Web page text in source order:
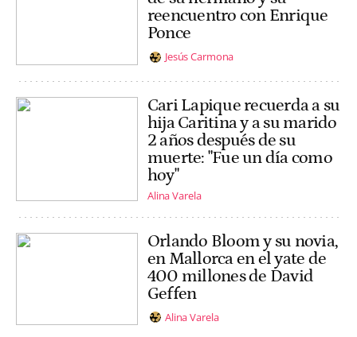
reencuentro con Enrique
Ponce
Jesús Carmona
Cari Lapique recuerda a su
hija Caritina y a su marido
2 años después de su
muerte: "Fue un día como
hoy"
Alina Varela
Orlando Bloom y su novia,
en Mallorca en el yate de
400 millones de David
Geffen
Alina Varela